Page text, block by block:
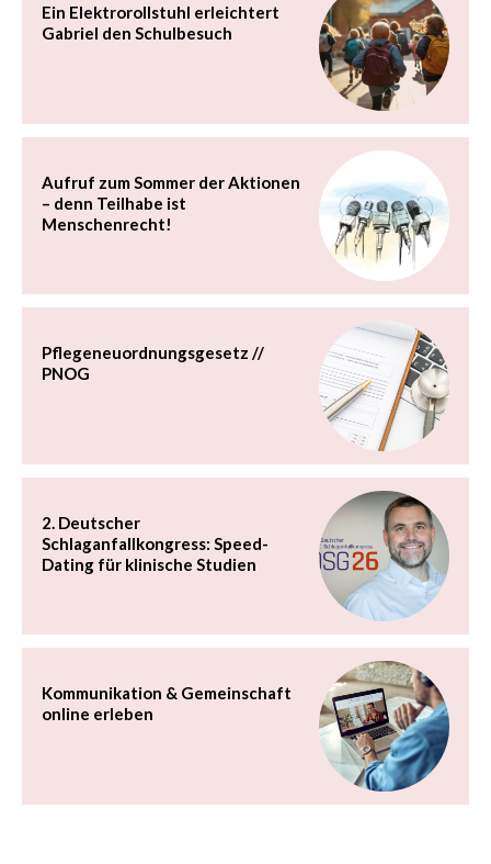
Ein Elektrorollstuhl erleichtert
Gabriel den Schulbesuch
Aufruf zum Sommer der Aktionen
– denn Teilhabe ist
Menschenrecht!
Pflegeneuordnungsgesetz //
PNOG
2. Deutscher
Schlaganfallkongress: Speed-
Dating für klinische Studien
Kommunikation & Gemeinschaft
online erleben